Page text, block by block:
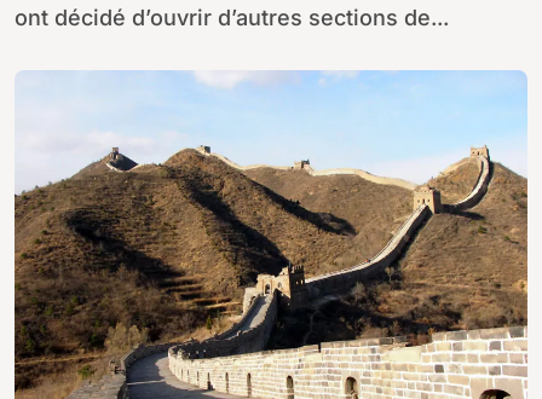
ont décidé d’ouvrir d’autres sections de...